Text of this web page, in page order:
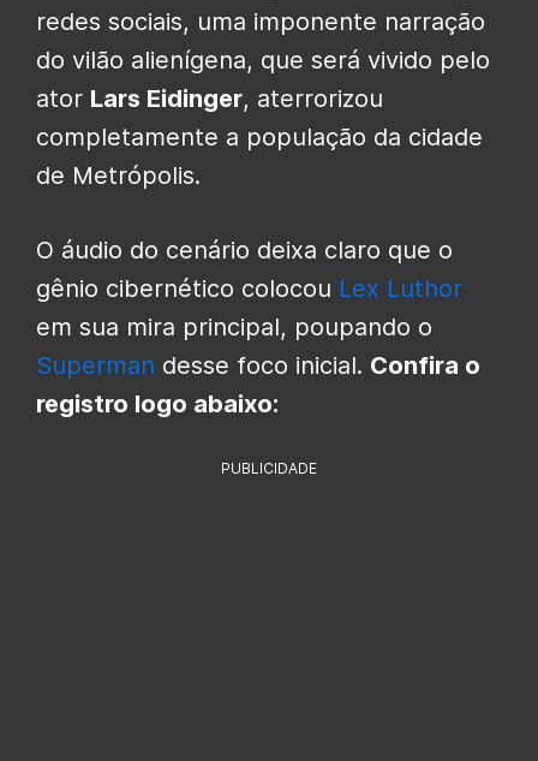
redes sociais, uma imponente narração
do vilão alienígena, que será vivido pelo
ator Lars Eidinger, aterrorizou
completamente a população da cidade
de Metrópolis.
O áudio do cenário deixa claro que o
gênio cibernético colocou Lex Luthor
em sua mira principal, poupando o
Superman desse foco inicial. Confira o
registro logo abaixo:
PUBLICIDADE